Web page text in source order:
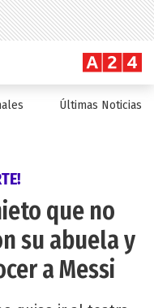
Últimas Noticias
que no
su abuela y
a Messi